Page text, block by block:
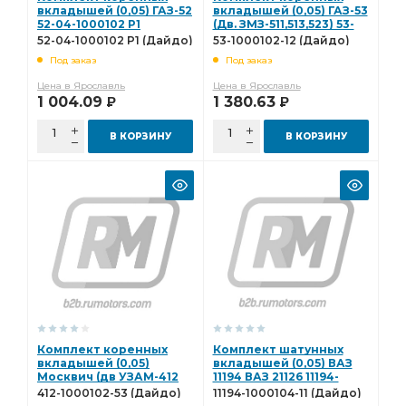
полукольцо упорного
полукольцо упорного подшипника
Комплект шатунных вкладышей 0,50
шатунных вкладышей 0,50 вкладышей 1,50
ТУРБОКОМ ТКР-9-12 снят с пр-ва
Комплект коренных вкладышей 1,25
Комплект коренных вкладышей 1,00
коренных вкладышей 1,00 Домкрат гидравлический
Домкрат гидравлический бутылочные
Домкрат гидравлический бутылочные "БелАК"
гидравлический бутылочные "БелАК"
бутылочные "БелАК" Диск сцепления
вкладышей (0,05) ГАЗ-52
52-04-1000102 Р1
(Дайдо)
52-04-1000102 Р1 (Дайдо)
Под заказ
Цена в Ярославль
1 004.09 Р
В КОРЗИНУ
вкладышей (0,05) ГАЗ-53
(Дв. ЗМЗ-511,513,523) 53-
1000102-12 (Дайдо)
53-1000102-12 (Дайдо)
Под заказ
Цена в Ярославль
1 380.63 Р
В КОРЗИНУ
Комплект коренных
вкладышей (0,05)
Москвич (дв УЗАМ-412
3317 331) 412-1000102-53
412-1000102-53 (Дайдо)
Комплект шатунных
вкладышей (0,05) ВАЗ
11194 ВАЗ 21126 11194-
1000104-11 (Дайдо)
11194-1000104-11 (Дайдо)